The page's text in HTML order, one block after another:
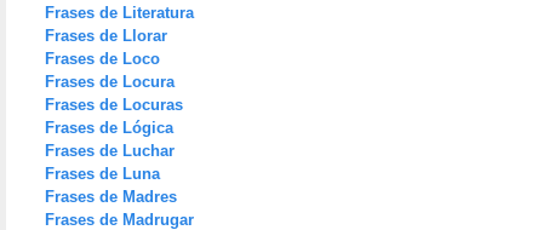
Frases de Literatura
Frases de Llorar
Frases de Loco
Frases de Locura
Frases de Locuras
Frases de Lógica
Frases de Luchar
Frases de Luna
Frases de Madres
Frases de Madrugar